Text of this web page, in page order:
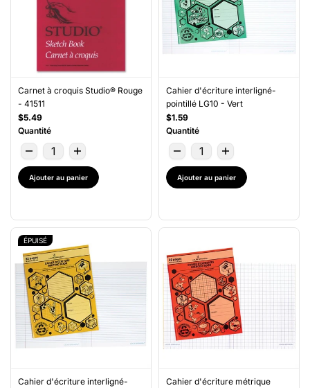
Carnet à croquis Studio® Rouge
- 41511
$5.49
Quantité
Ajouter au panier
Cahier d'écriture interligné-
pointillé LG10 - Vert
$1.59
Quantité
Ajouter au panier
ÉPUISÉ
Cahier d'écriture interligné-
Cahier d'écriture métrique